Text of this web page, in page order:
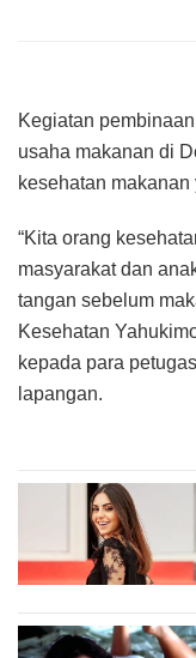
Kegiatan
usaha makanan di
kesehatan
“Kita orang
masyarakat dan
tangan sebelum
Kesehatan
kepada para
lapangan.